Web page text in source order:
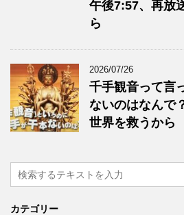
午後7:57、再放
ら
2026/07/26
千手観音って言
ないのはなんで
世界を救うから
カテゴリー